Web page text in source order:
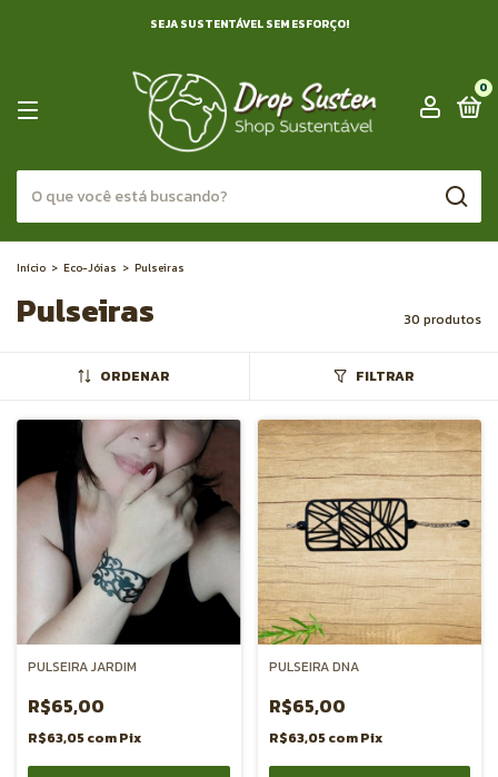
SEJA SUSTENTÁVEL SEM ESFORÇO!
0
Início > Eco-Jóias > Pulseiras
Pulseiras 30 produtos
ORDENAR FILTRAR
PULSEIRA JARDIM
R$65,00
R$63,05comPix
PULSEIRA DNA
R$65,00
R$63,05comPix